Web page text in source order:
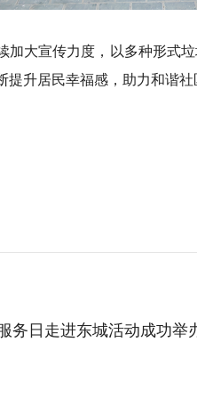
加大宣传力度，以多种形式
升居民幸福感，助力和谐社
务日走进东城活动成功举